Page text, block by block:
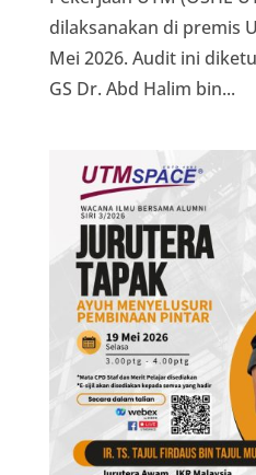
dilaksanakan di premis
Mei 2026. Audit ini
GS Dr. Abd Halim bin...